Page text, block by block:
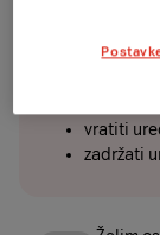
€
vratiti
zadržati